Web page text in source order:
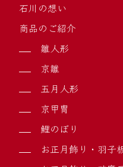
石川の想い
商品のご紹介
雛人形
京雛
五月人形
京甲冑
鯉のぼり
お正月飾り・羽子